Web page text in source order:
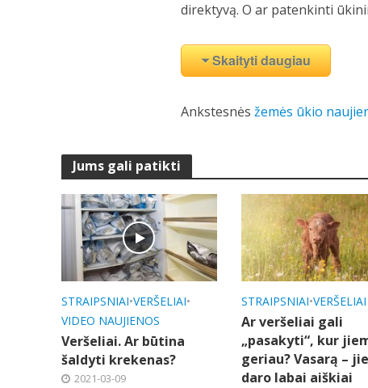
direktyvą. O ar patenkinti
Skaityti daugiau
Ankstesnėsžemės ūkio
Jums gali patikti
STRAIPSNIAI•VERŠELIAI•
VIDEO NAUJIENOS
Veršeliai. Ar būtina
šaldyti krekenas?
2021-03-09
STRAIPSNIAI•VERŠELIAI
Ar veršeliai gali
„pasakyti“, kur
geriau? Vasarą –
daro labai aiškiai